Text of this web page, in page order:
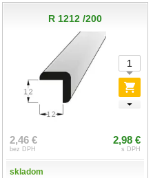
R 1212 /200
2,46 €
bez DPH
2,98 €
s DPH
skladom